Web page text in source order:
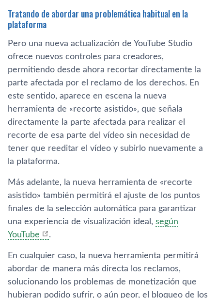
Tratando de abordar una problemática habitual en la
plataforma
Pero una nueva actualización de YouTube Studio
ofrece nuevos controles para creadores,
permitiendo desde ahora recortar directamente la
parte afectada por el reclamo de los derechos. En
este sentido, aparece en escena la nueva
herramienta de «recorte asistido», que señala
directamente la parte afectada para realizar el
recorte de esa parte del vídeo sin necesidad de
tener que reeditar el vídeo y subirlo nuevamente a
la plataforma.
Más adelante, la nueva herramienta de «recorte
asistido» también permitirá el ajuste de los puntos
finales de la selección automática para garantizar
una experiencia de visualización ideal, según
YouTube
.
En cualquier caso, la nueva herramienta permitirá
abordar de manera más directa los reclamos,
solucionando los problemas de monetización que
hubieran podido sufrir, o aún peor, el bloqueo de los